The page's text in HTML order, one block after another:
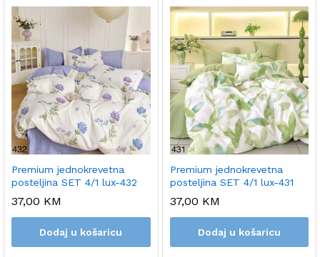
Premium jednokrevetna
posteljina SET 4/1 lux-432
37,00 KM
Dodaj u košaricu
Premium jednokrevetna
posteljina SET 4/1 lux-431
37,00 KM
Dodaj u košaricu